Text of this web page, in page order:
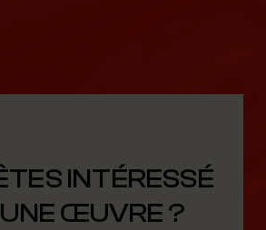
INTÉRESSÉ
ŒUVRE ?